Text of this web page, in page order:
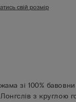
свій розмір
зі 100%
з круглою